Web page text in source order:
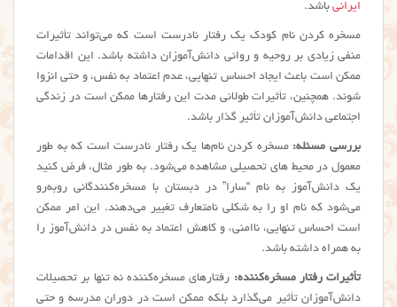
ایرانی باشد.
مسخره کردن نام کودک یک رفتار نادرست است که می‌تواند تأثیرات
منفی زیادی بر روحیه و روانی دانش‌آموزان داشته باشد. این اقدامات
ممکن است باعث ایجاد احساس تنهایی، عدم اعتماد به نفس، و حتی انزوا
شوند. همچنین، تأثیرات طولانی مدت این رفتارها ممکن است در زندگی
اجتماعی دانش‌آموزان تأثیر گذار باشد.
بررسی مسئله: مسخره کردن نام‌ها یک رفتار نادرست است که به طور
معمول در محیط های تحصیلی مشاهده می‌شود. به طور مثال، فرض کنید
یک دانش‌آموز به نام “سارا” در دبستان با مسخره‌کنندگانی روبه‌رو
می‌شود که نام او را به شکلی نامتعارف تغییر می‌دهند. این امر ممکن
است احساس تنهایی، ناامنی، و کاهش اعتماد به نفس در دانش‌آموز را
به همراه داشته باشد.
تأثیرات رفتار مسخره‌کننده: رفتارهای مسخره‌کننده نه تنها بر تحصیلات
دانش‌آموزان تأثیر می‌گذارد بلکه ممکن است در دوران مدرسه و حتی